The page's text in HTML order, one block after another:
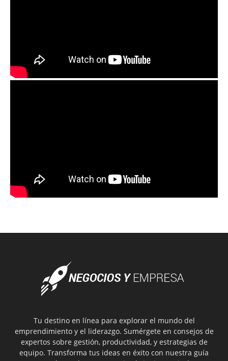
Tu destino en línea para explorar el mundo del
emprendimiento y el liderazgo. Sumérgete en consejos de
expertos sobre gestión, productividad, y estrategias de
equipo. Transforma tus ideas en éxito con nuestra guía